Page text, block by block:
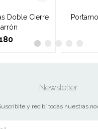
Doble Cierre
Newsletter
y recibí todas nuestras